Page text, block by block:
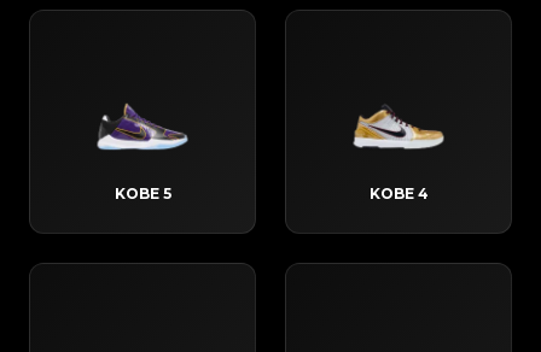
KOBE 5 KOBE 4